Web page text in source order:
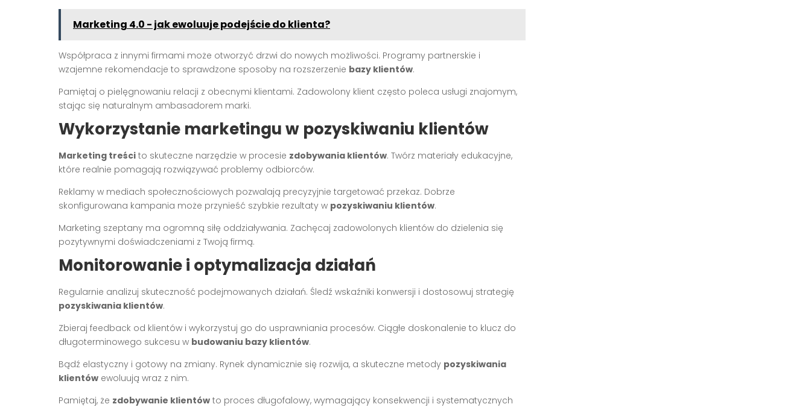
Marketing 4.0 - jak ewoluuje podejście do klienta?
Współpraca z innymi firmami może otworzyć drzwi do nowych możliwości. Programy partnerskie i
wzajemne rekomendacje to sprawdzone sposoby na rozszerzenie bazy klientów.
Pamiętaj o pielęgnowaniu relacji z obecnymi klientami. Zadowolony klient często poleca usługi znajomym,
stając się naturalnym ambasadorem marki.
Wykorzystanie marketingu w pozyskiwaniu klientów
Marketing treści to skuteczne narzędzie w procesie zdobywania klientów. Twórz materiały edukacyjne,
które realnie pomagają rozwiązywać problemy odbiorców.
Reklamy w mediach społecznościowych pozwalają precyzyjnie targetować przekaz. Dobrze
skonfigurowana kampania może przynieść szybkie rezultaty w pozyskiwaniu klientów.
Marketing szeptany ma ogromną siłę oddziaływania. Zachęcaj zadowolonych klientów do dzielenia się
pozytywnymi doświadczeniami z Twoją firmą.
Monitorowanie i optymalizacja działań
Regularnie analizuj skuteczność podejmowanych działań. Śledź wskaźniki konwersji i dostosowuj strategię
pozyskiwania klientów.
Zbieraj feedback od klientów i wykorzystuj go do usprawniania procesów. Ciągłe doskonalenie to klucz do
długoterminowego sukcesu w budowaniu bazy klientów.
Bądź elastyczny i gotowy na zmiany. Rynek dynamicznie się rozwija, a skuteczne metody pozyskiwania
klientów ewoluują wraz z nim.
Pamiętaj, że zdobywanie klientów to proces długofalowy, wymagający konsekwencji i systematycznych